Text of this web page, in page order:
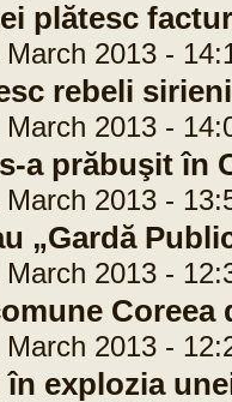
plătesc
2013 -
rebeli
2013 -
a prăbuşit
2013 -
„Gardă
2013 -
Coreea
2013 -
explozia